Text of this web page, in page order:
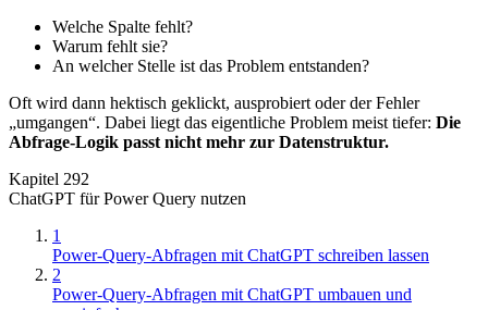
Welche Spalte fehlt?
Warum fehlt sie?
An welcher Stelle ist das Problem entstanden?
Oft wird dann hektisch geklickt, ausprobiert oder der Fehler
„umgangen“. Dabei liegt das eigentliche Problem meist tiefer: Die
Abfrage-Logik passt nicht mehr zur Datenstruktur.
Kapitel 292
ChatGPT für Power Query nutzen
1
Power-Query-Abfragen mit ChatGPT schreiben lassen
2
Power-Query-Abfragen mit ChatGPT umbauen und